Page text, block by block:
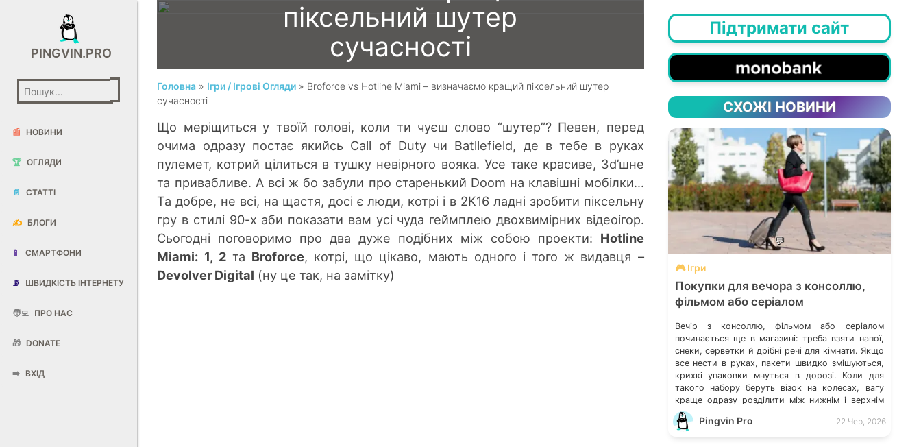
PINGVIN.PRO
📰 НОВИНИ
🏆 ОГЛЯДИ
📄 СТАТТІ
✍️ БЛОГИ
📱 СМАРТФОНИ
📡 ШВИДКІСТЬ ІНТЕРНЕТУ
🧑‍💻 ПРО НАС
🎁 DONATE
➡️ ВХІД
піксельний шутер
сучасності
🔄 16 Чер, 2023 10:16
Віталій Побережний
Головна » Ігри / Ігрові Огляди » Broforce vs Hotline Miami – визначаємо кращий піксельний шутер
сучасності
Що меріщиться у твоїй голові, коли ти чуєш слово “шутер”? Певен, перед
очима одразу постає якийсь Call of Duty чи Batllefield, де в тебе в руках
пулемет, котрий цілиться в тушку невірного вояка. Усе таке красиве, 3d’шне
та привабливе. А всі ж бо забули про старенький Doom на клавішні мобілки…
Та добре, не всі, на щастя, досі є люди, котрі і в 2К16 ладні зробити піксельну
гру в стилі 90-х аби показати вам усі чуда геймплею двохвимірних відеоігор.
Сьогодні поговоримо про два дуже подібних між собою проекти: Hotline
Miami: 1, 2та Broforce, котрі, що цікаво, мають одного і того ж видавця –
Devolver Digital (ну це так, на замітку)
Підтримати сайт
СХОЖІ НОВИНИ
💬
🎮 Ігри
Покупки для вечора з консоллю,
фільмом або серіалом
Вечір з консоллю, фільмом або серіалом
починається ще в магазині: треба взяти напої,
снеки, серветки й дрібні речі для кімнати. Якщо
все нести в руках, пакети швидко змішуються,
крихкі упаковки мнуться в дорозі. Коли для
такого набору беруть візок на колесах, вагу
краще одразу розділити між нижнім і верхнім
шарами. Так пляшки не тиснуть на […]
Pingvin Pro 22 Чер, 2026